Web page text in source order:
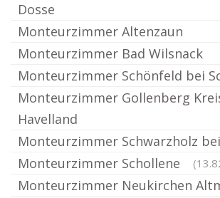
Dosse
Monteurzimmer Altenzaun
Monteurzimmer Bad Wilsnack
Monteurzimmer Schönfeld bei
Monteurzimmer Gollenberg
Havelland
Monteurzimmer Schwarzholz
Monteurzimmer Schollene
Monteurzimmer Neukirchen